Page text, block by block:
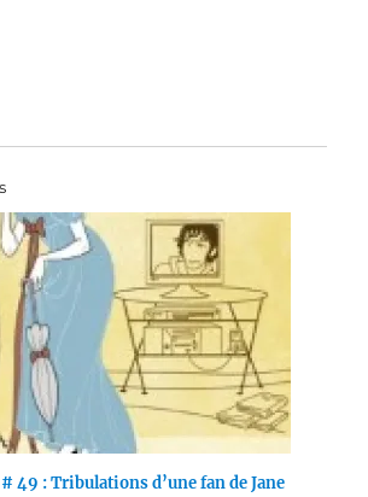
49 : Tribulations d’une fan de Jane